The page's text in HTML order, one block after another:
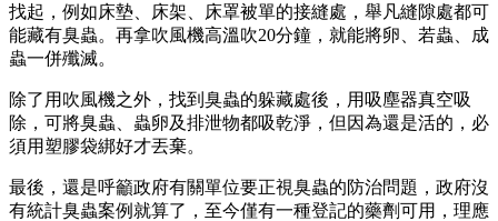
找起，例如床墊、床架、床罩被單的接縫處，舉凡縫隙處都可
能藏有臭蟲。再拿吹風機高溫吹20分鐘，就能將卵、若蟲、成
蟲一併殲滅。
除了用吹風機之外，找到臭蟲的躲藏處後，用吸塵器真空吸
除，可將臭蟲、蟲卵及排泄物都吸乾淨，但因為還是活的，必
須用塑膠袋綁好才丟棄。
最後，還是呼籲政府有關單位要正視臭蟲的防治問題，政府沒
有統計臭蟲案例就算了，至今僅有一種登記的藥劑可用，理應